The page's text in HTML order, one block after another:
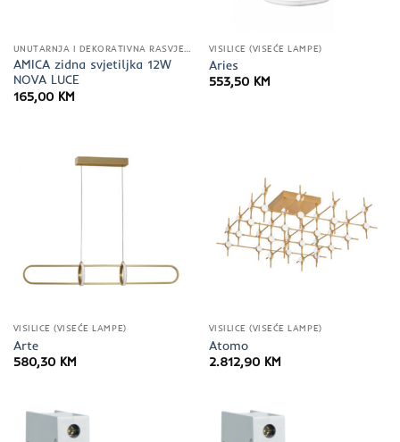
UNUTARNJA I DEKORATIVNA RASVJETA
AMICA zidna svjetiljka 12W
NOVA LUCE
165,00 KM
VISILICE (VISEĆE LAMPE)
Aries
553,50 KM
VISILICE (VISEĆE LAMPE)
Arte
580,30 KM
VISILICE (VISEĆE LAMPE)
Atomo
2.812,90 KM